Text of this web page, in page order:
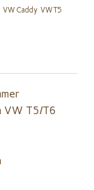
VW Caddy VW T5
VW T5/T6